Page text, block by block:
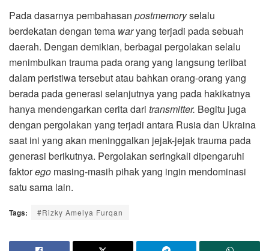
Pada dasarnya pembahasan postmemoryselalu
berdekatan dengan tema waryang terjadi pada sebuah
daerah. Dengan demikian, berbagai pergolakan selalu
menimbulkan trauma pada orang yang langsung terlibat
dalam peristiwa tersebut atau bahkan orang-orang yang
berada pada generasi selanjutnya yang pada hakikatnya
hanya mendengarkan cerita dari transmitter. Begitu juga
dengan pergolakan yang terjadi antara Rusia dan Ukraina
saat ini yang akan meninggalkan jejak-jejak trauma pada
generasi berikutnya. Pergolakan seringkali dipengaruhi
faktorego masing-masih pihak yang ingin mendominasi
satu sama lain.
Tags: #Rizky Amelya Furqan